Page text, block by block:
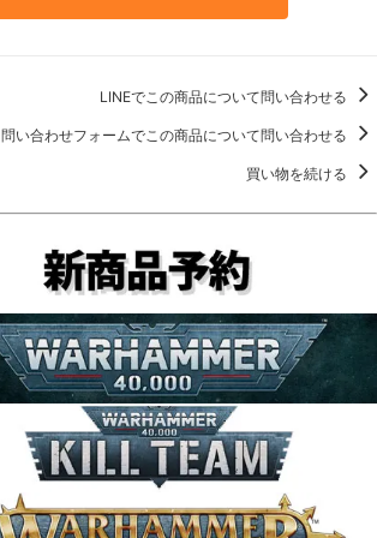
LINEでこの商品について問い合わせる
問い合わせフォームでこの商品について問い合わせる
買い物を続ける